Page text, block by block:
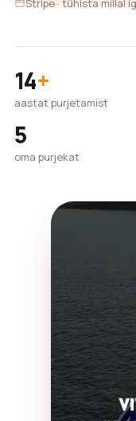
Stripe · tühista millal
14+
aastat purjetamist
5
oma purjekat